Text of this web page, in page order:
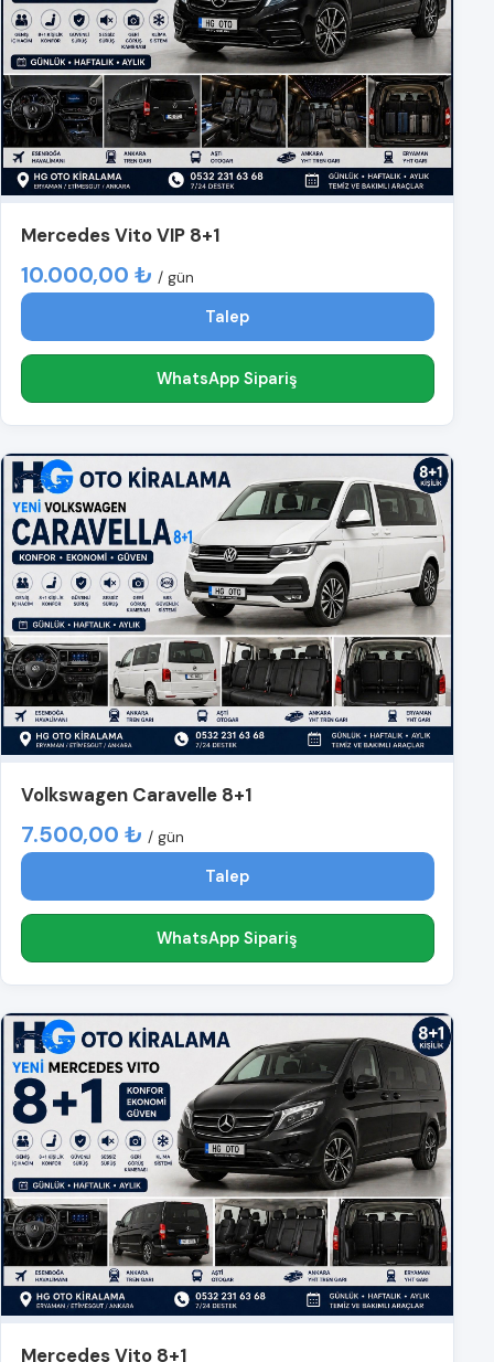
Mercedes Vito VIP 8+1
10.000,00 ₺ / gün
Talep
WhatsApp Sipariş
Volkswagen Caravelle 8+1
7.500,00 ₺ / gün
Talep
WhatsApp Sipariş
Mercedes Vito 8+1